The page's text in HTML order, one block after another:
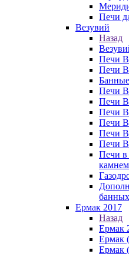
Печи
Везувий
Назад
Печи
Печи
Печи
Печи
Печи
Печи
Печи
Печи
Печи в
Ермак 2017
Назад
Ермак
Ермак
Ермак